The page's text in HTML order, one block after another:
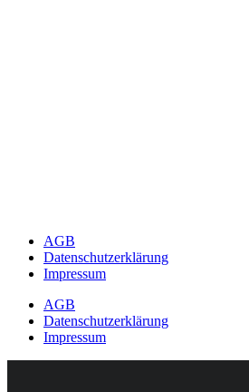
AGB
Datenschutzerklärung
Impressum
AGB
Datenschutzerklärung
Impressum